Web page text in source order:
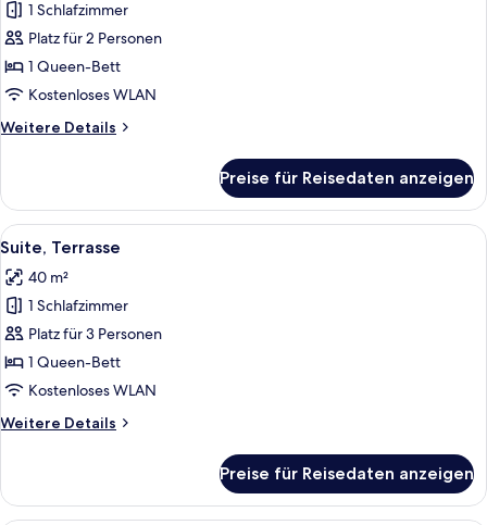
Junior-
Suite
anzeigen
1 Schlafzimmer
Platz für 2 Personen
1 Queen-Bett
Kostenloses WLAN
Weitere Details
Weitere
Suite
Preise für Reisedaten anzeigen
Alle
Fotos
für
Suite,
Terrasse
anzeigen
Ein Hotelzimmer mit einem Bett,
5
Suite, Terrasse
40 m²
1 Schlafzimmer
Platz für 3 Personen
1 Queen-Bett
Kostenloses WLAN
Weitere Details
Weitere
Terrasse
Preise für Reisedaten anzeigen